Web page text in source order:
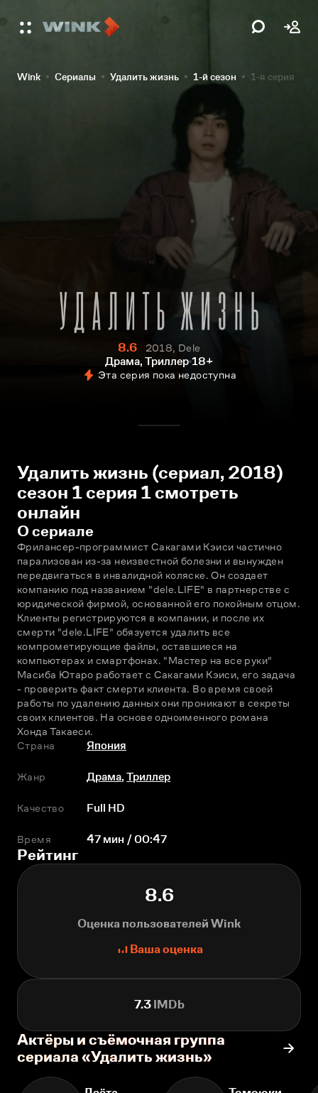
Wink Сериалы Удалить жизнь 1-й сезон 1-я серия
8.6
2018, Dele
Драма, Триллер 18+
Эта серия пока недоступна
Удалить жизнь (сериал, 2018)
сезон 1 серия 1 смотреть
онлайн
О сериале
Фрилансер-программист Сакагами Кэиси частично
парализован из-за неизвестной болезни и вынужден
передвигаться в инвалидной коляске. Он создает
компанию под названием "dele.LIFE" в партнерстве с
юридической фирмой, основанной его покойным отцом.
Клиенты регистрируются в компании, и после их
смерти "dele.LIFE" обязуется удалить все
компрометирующие файлы, оставшиеся на
компьютерах и смартфонах. "Мастер на все руки"
Масиба Ютаро работает с Сакагами Кэиси, его задача
- проверить факт смерти клиента. Во время своей
работы по удалению данных они проникают в секреты
своих клиентов. На основе одноименного романа
Хонда Такаeси.
Страна
Япония
Жанр Драма,Триллер
Качество Full HD
Время 47 мин / 00:47
Рейтинг
8.6
Оценка пользователей Wink
Ваша оценка
7.3IMDb
Актёры и съёмочная группа
сериала «Удалить жизнь»